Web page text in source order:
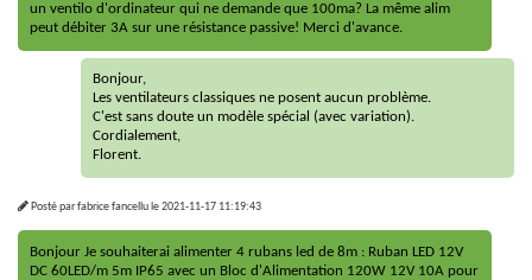
un ventilo d'ordinateur qui ne demande que 100ma? La même alim
peut débiter 3A sur une résistance passive! Merci d'avance.
Bonjour,
Les ventilateurs classiques ne posent aucun problème.
C'est sans doute un modèle spécial (avec variation).
Cordialement,
Florent.
Posté parfabrice fancellule2021-11-17 11:19:43
Bonjour Je souhaiterai alimenter 4 rubans led de 8m : Ruban LED 12V
DC 60LED/m 5m IP65 avec un Bloc d'Alimentation 120W 12V 10A pour